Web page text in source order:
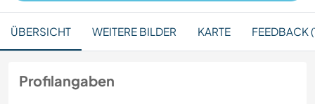
ÜBERSICHT WEITERE BILDER KARTE FEEDBACK
Profilangaben